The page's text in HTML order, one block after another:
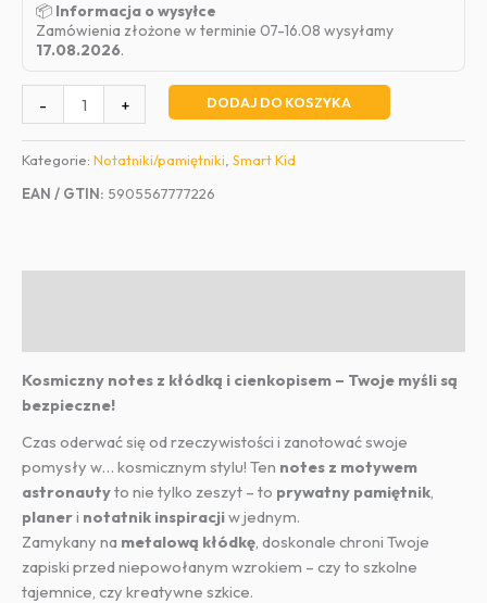
📦 Informacja o wysyłce
Zamówienia złożone w terminie 07-16.08 wysyłamy
17.08.2026.
-
Notes
z
motywem
ASTRONAUTY
+ DODAJ DO KOSZYKA
Kategorie: Notatniki/pamiętniki, Smart Kid
EAN / GTIN: 5905567777226
Kosmiczny notes z kłódką i cienkopisem – Twoje myśli są
bezpieczne!
Czas oderwać się od rzeczywistości i zanotować swoje
pomysły w… kosmicznym stylu! Ten notes z motywem
astronautyto nie tylko zeszyt – to prywatny pamiętnik
planeri notatnik inspiracjiw jednym.
Zamykany na metalową kłódkę , doskonale chroni Twoje
zapiski przed niepowołanym wzrokiem – czy to szkolne
tajemnice, czy kreatywne szkice.